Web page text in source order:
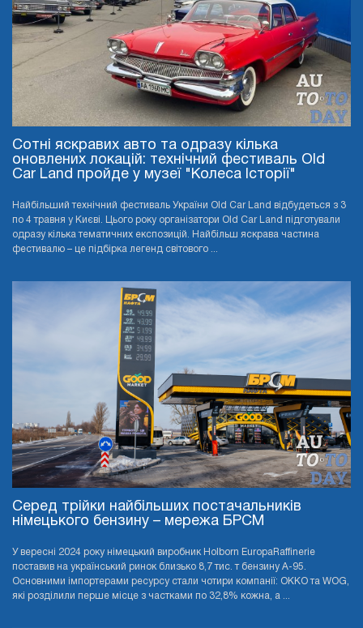
Сотні яскравих авто та одразу кілька
оновлених локацій: технічний фестиваль Old
Car Land пройде у музеї "Колеса Історії"
Найбільший технічний фестиваль України Old Car Land відбудеться з 3
по 4 травня у Києві. Цього року організатори Old Car Land підготували
одразу кілька тематичних експозицій. Найбільш яскрава частина
фестивалю – це підбірка легенд світового ...
Серед трійки найбільших постачальників
німецького бензину – мережа БРСМ
У вересні 2024 року німецький виробник Holborn EuropaRaffinerie
поставив на український ринок близько 8,7 тис. т бензину А-95.
Основними імпортерами ресурсу стали чотири компанії: OKKO та WOG,
які розділили перше місце з частками по 32,8% кожна, а ...